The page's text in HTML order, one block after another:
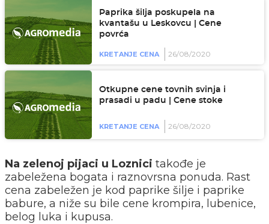
Paprika šilja poskupela na
kvantašu u Leskovcu | Cene
povrća
KRETANJE CENA 26/08/2020
Otkupne cene tovnih svinja i
prasadi u padu | Cene stoke
KRETANJE CENA 26/08/2020
Na zelenoj pijaci u Loznici takođe je
zabeležena bogata i raznovrsna ponuda. Rast
cena zabeležen je kod paprike šilje i paprike
babure, a niže su bile cene krompira, lubenice,
belog luka i kupusa.